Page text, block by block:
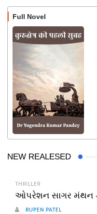
Full Novel
NEW REALESED
THRILLER
ઓપરેશન સાગર મંથન
RUPEN PATEL